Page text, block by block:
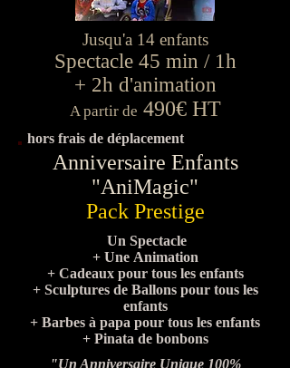
Jusqu'a 14 enfants
Spectacle 45 min / 1h
+ 2h d'animation
A partir de 490€ HT
hors frais de déplacement
Anniversaire Enfants
"AniMagic"
Pack Prestige
Un Spectacle
+ Une Animation
+ Cadeaux pour tous les enfants
+ Sculptures de Ballons pour tous les
enfants
+ Barbes à papa pour tous les enfants
+ Pinata de bonbons
"Un Anniversaire Unique 100%